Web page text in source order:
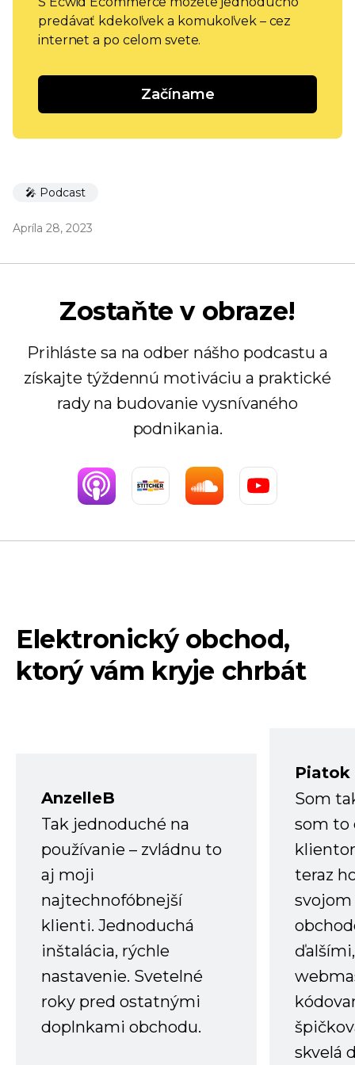
predávať kdekoľvek a komukoľvek – cez
internet a po celom svete.
Začíname
🎤 Podcast
Apríla 28, 2023
Zostaňte v obraze!
Prihláste sa na odber nášho podcastu a
získajte týždennú motiváciu a praktické
rady na budovanie vysnívaného
podnikania.
Elektronický obchod,
ktorý vám kryje chrbát
AnzelleB
Tak jednoduché na
používanie – zvládnu to
aj moji
najtechnofóbnejší
klienti. Jednoduchá
inštalácia, rýchle
nastavenie. Svetelné
roky pred ostatnými
doplnkami obchodu.
Piatok
Som
som to
teraz
skvelá